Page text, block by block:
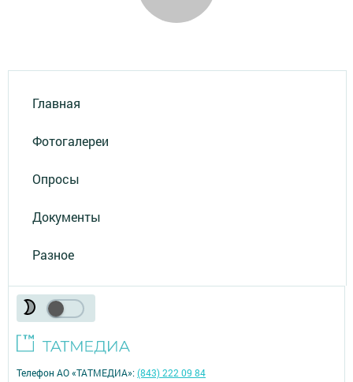
Главная
Фотогалереи
Опросы
Документы
Разное
Телефон АО «ТАТМЕДИА»:(843) 222 09 84